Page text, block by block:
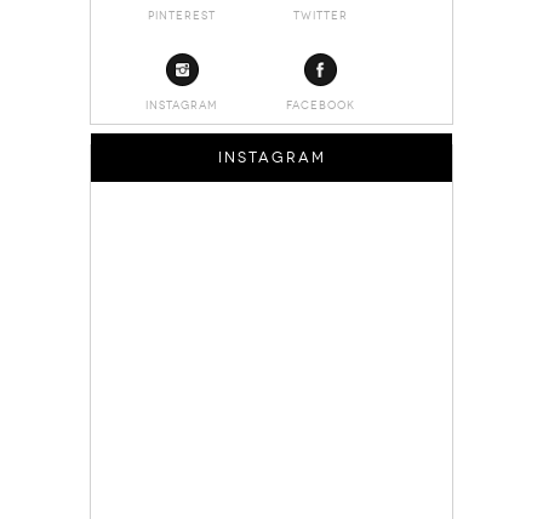
PINTEREST TWITTER
INSTAGRAM FACEBOOK
INSTAGRAM